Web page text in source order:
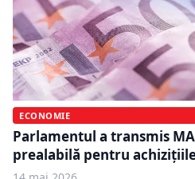
ECONOMIE
Parlamentul a transmis
prealabilă pentru